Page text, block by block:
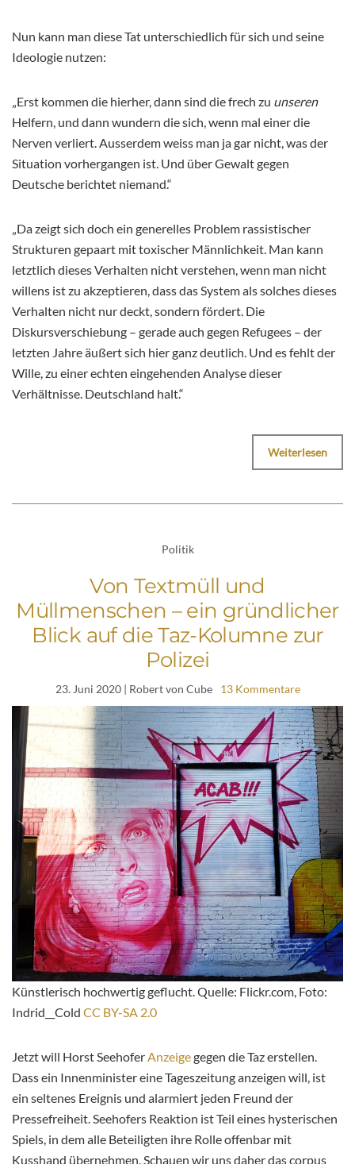
Nun kann man diese Tat unterschiedlich für sich und seine
Ideologie nutzen:
„Erst kommen die hierher, dann sind die frech zu unseren
Helfern, und dann wundern die sich, wenn mal einer die
Nerven verliert. Ausserdem weiss man ja gar nicht, was der
Situation vorhergangen ist. Und über Gewalt gegen
Deutsche berichtet niemand.“
„Da zeigt sich doch ein generelles Problem rassistischer
Strukturen gepaart mit toxischer Männlichkeit. Man kann
letztlich dieses Verhalten nicht verstehen, wenn man nicht
willens ist zu akzeptieren, dass das System als solches dieses
Verhalten nicht nur deckt, sondern fördert. Die
Diskursverschiebung – gerade auch gegen Refugees – der
letzten Jahre äußert sich hier ganz deutlich. Und es fehlt der
Wille, zu einer echten eingehenden Analyse dieser
Verhältnisse. Deutschland halt.“
Weiterlesen
Politik
Von Textmüll und
Müllmenschen – ein gründlicher
Blick auf die Taz-Kolumne zur
Polizei
23. Juni 2020| Robert von Cube 13 Kommentare
Künstlerisch hochwertig geflucht. Quelle: Flickr.com, Foto:
Indrid__Cold CC BY-SA 2.0
Jetzt will Horst SeehoferAnzeigegegen die Taz erstellen.
Dass ein Innenminister eine Tageszeitung anzeigen will, ist
ein seltenes Ereignis und alarmiert jeden Freund der
Pressefreiheit. Seehofers Reaktion ist Teil eines hysterischen
Spiels, in dem alle Beteiligten ihre Rolle offenbar mit
Kusshand übernehmen. Schauen wir uns daher das corpus